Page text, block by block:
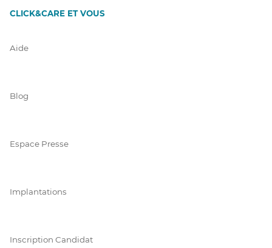
CLICK&CARE ET VOUS
Aide
Blog
Espace Presse
Implantations
Inscription Candidat